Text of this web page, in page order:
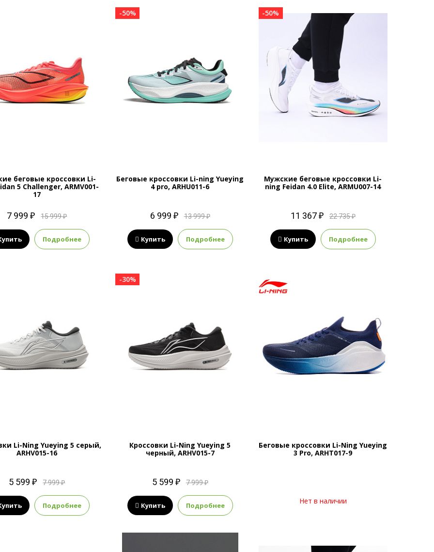
беговые кроссовки Li-
5 Challenger, ARMV001-
17
7 999 ₽ 15 999 ₽
Подробнее
-50%
Беговые кроссовки Li-ning Yueying
4 pro, ARHU011-6
6 999 ₽ 13 999 ₽
Купить Подробнее
-50%
Мужские беговые кроссовки Li-
ning Feidan 4.0 Elite, ARMU007-14
11 367 ₽ 22 735 ₽
Купить Подробнее
Li-Ning Yueying 5 серый,
ARHV015-16
5 599 ₽ 7 999 ₽
Подробнее
-30%
Кроссовки Li-Ning Yueying 5
черный, ARHV015-7
5 599 ₽ 7 999 ₽
Купить Подробнее
Беговые кроссовки Li-Ning Yueying
3 Pro, ARHT017-9
Нет в наличии